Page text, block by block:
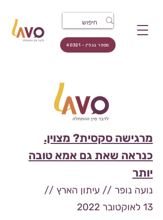
מספר בגפ״ן - 40321
מרגישה סקסית? מצוין.
כנראה שאת גם אמא טובה
יותר
נועה נופר // עיתון הארץ //
13 לאוקטובר